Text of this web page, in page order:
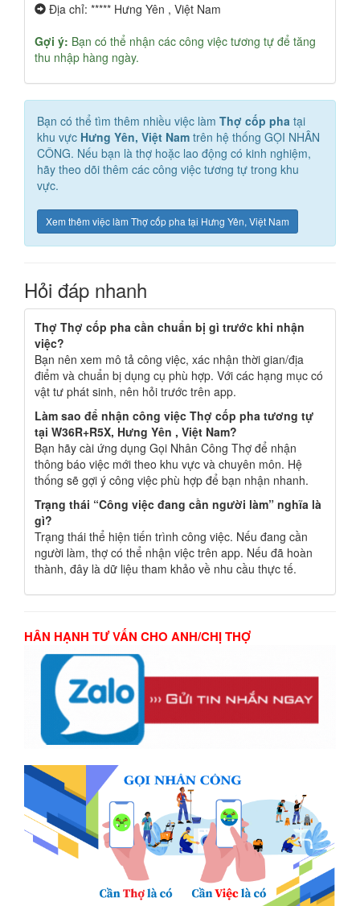
Địa chỉ: ***** Hưng Yên , Việt Nam
Gợi ý: Bạn có thể nhận các công việc tương tự để tăng
thu nhập hàng ngày.
Bạn có thể tìm thêm nhiều việc làm Thợ cốp pha tại
khu vực Hưng Yên, Việt Nam trên hệ thống GỌI NHÂN
CÔNG. Nếu bạn là thợ hoặc lao động có kinh nghiệm,
hãy theo dõi thêm các công việc tương tự trong khu
vực.
Xem thêm việc làm Thợ cốp pha tại Hưng Yên, Việt Nam
Hỏi đáp nhanh
Thợ Thợ cốp pha cần chuẩn bị gì trước khi nhận
việc?
Bạn nên xem mô tả công việc, xác nhận thời gian/địa
điểm và chuẩn bị dụng cụ phù hợp. Với các hạng mục có
vật tư phát sinh, nên hỏi trước trên app.
Làm sao để nhận công việc Thợ cốp pha tương tự
tại W36R+R5X, Hưng Yên , Việt Nam?
Bạn hãy cài ứng dụng Gọi Nhân Công Thợ để nhận
thông báo việc mới theo khu vực và chuyên môn. Hệ
thống sẽ gợi ý công việc phù hợp để bạn nhận nhanh.
Trạng thái “Công việc đang cần người làm” nghĩa là
gì?
Trạng thái thể hiện tiến trình công việc. Nếu đang cần
người làm, thợ có thể nhận việc trên app. Nếu đã hoàn
thành, đây là dữ liệu tham khảo về nhu cầu thực tế.
HÂN HẠNH TƯ VẤN CHO ANH/CHỊ THỢ